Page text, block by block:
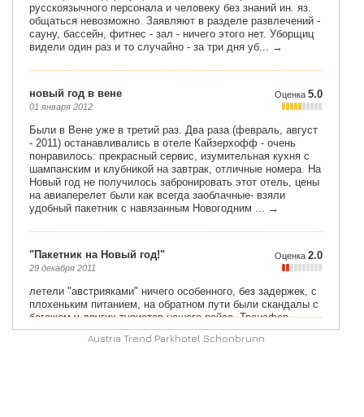
Austria Trend Parkhotel Schonbrunn